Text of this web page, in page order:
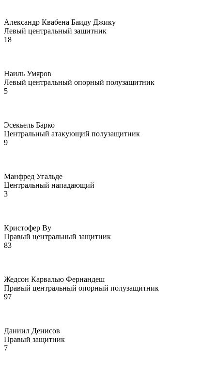
Александр Квабена Баиду Джику
Левый центральный защитник
18
Наиль Умяров
Левый центральный опорный полузащитник
5
Эсекьель Барко
Центральный атакующий полузащитник
9
Манфред Угальде
Центральный нападающий
3
Кристофер Ву
Правый центральный защитник
83
Жедсон Карвалью Фернандеш
Правый центральный опорный полузащитник
97
Даниил Денисов
Правый защитник
7